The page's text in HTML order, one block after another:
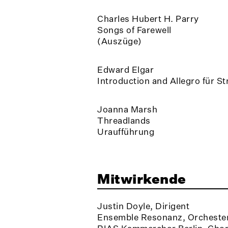
Charles Hubert H. Parry
Songs of Farewell
(Auszüge)
Edward Elgar
Introduction and Allegro für
Joanna Marsh
Threadlands
Uraufführung
Mitwirkende
Justin Doyle, Dirigent
Ensemble Resonanz,